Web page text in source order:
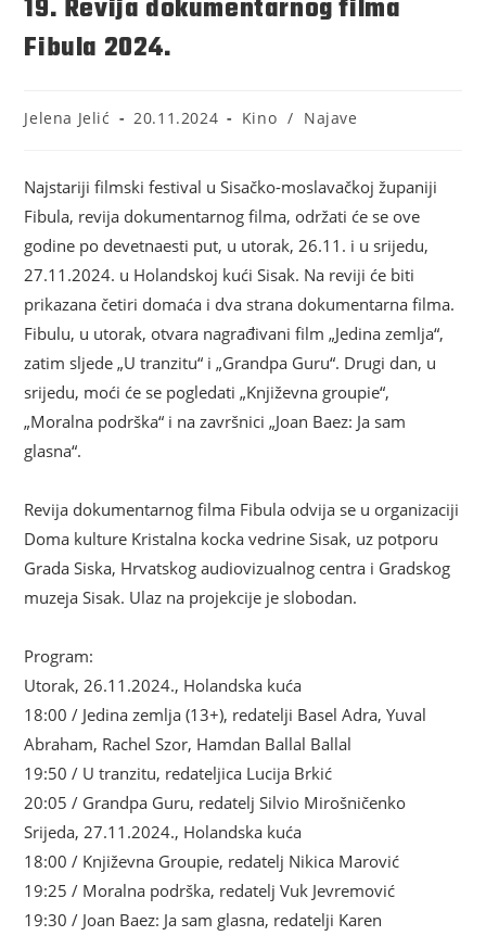
19. Revija dokumentarnog filma
Fibula 2024.
Jelena Jelić 20.11.2024 Kino / Najave
Najstariji filmski festival u Sisačko-moslavačkoj županiji
Fibula, revija dokumentarnog filma, održati će se ove
godine po devetnaesti put, u utorak, 26.11. i u srijedu,
27.11.2024. u Holandskoj kući Sisak. Na reviji će biti
prikazana četiri domaća i dva strana dokumentarna filma.
Fibulu, u utorak, otvara nagrađivani film „Jedina zemlja“,
zatim sljede „U tranzitu“ i „Grandpa Guru“. Drugi dan, u
srijedu, moći će se pogledati „Književna groupie“,
„Moralna podrška“ i na završnici „Joan Baez: Ja sam
glasna“.
Revija dokumentarnog filma Fibula odvija se u organizaciji
Doma kulture Kristalna kocka vedrine Sisak, uz potporu
Grada Siska, Hrvatskog audiovizualnog centra i Gradskog
muzeja Sisak. Ulaz na projekcije je slobodan.
Program:
Utorak, 26.11.2024., Holandska kuća
18:00 / Jedina zemlja (13+), redatelji Basel Adra, Yuval
Abraham, Rachel Szor, Hamdan Ballal Ballal
19:50 / U tranzitu, redateljica Lucija Brkić
20:05 / Grandpa Guru, redatelj Silvio Mirošničenko
Srijeda, 27.11.2024., Holandska kuća
18:00 / Književna Groupie, redatelj Nikica Marović
19:25 / Moralna podrška, redatelj Vuk Jevremović
19:30 / Joan Baez: Ja sam glasna, redatelji Karen